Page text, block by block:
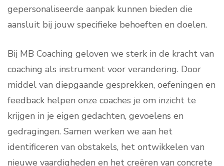
gepersonaliseerde aanpak kunnen bieden die
aansluit bij jouw specifieke behoeften en doelen.
Bij MB Coaching geloven we sterk in de kracht van
coaching als instrument voor verandering. Door
middel van diepgaande gesprekken, oefeningen en
feedback helpen onze coaches je om inzicht te
krijgen in je eigen gedachten, gevoelens en
gedragingen. Samen werken we aan het
identificeren van obstakels, het ontwikkelen van
nieuwe vaardigheden en het creëren van concrete